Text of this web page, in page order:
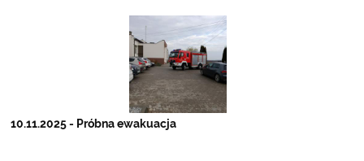
10.11.2025 - Próbna ewakuacja